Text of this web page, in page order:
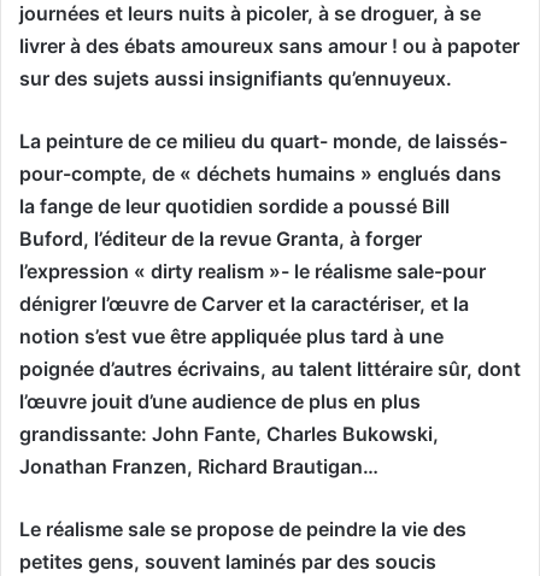
journées et leurs nuits à picoler, à se droguer, à se
livrer à des ébats amoureux sans amour ! ou à papoter
sur des sujets aussi insignifiants qu’ennuyeux.
La peinture de ce milieu du quart- monde, de laissés-
pour-compte, de « déchets humains » englués dans
la fange de leur quotidien sordide a poussé Bill
Buford, l’éditeur de la revue Granta, à forger
l’expression « dirty realism »- le réalisme sale-pour
dénigrer l’œuvre de Carver et la caractériser, et la
notion s’est vue être appliquée plus tard à une
poignée d’autres écrivains, au talent littéraire sûr, dont
l’œuvre jouit d’une audience de plus en plus
grandissante: John Fante, Charles Bukowski,
Jonathan Franzen, Richard Brautigan…
Le réalisme sale se propose de peindre la vie des
petites gens, souvent laminés par des soucis